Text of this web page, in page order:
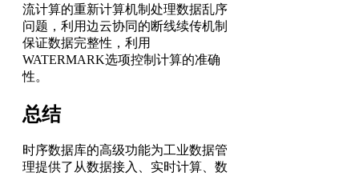
流计算的重新计算机制处理数据乱序
问题，利用边云协同的断线续传机制
保证数据完整性，利用
WATERMARK选项控制计算的准确
性。
总结
时序数据库的高级功能为工业数据管
理提供了从数据接入、实时计算、数